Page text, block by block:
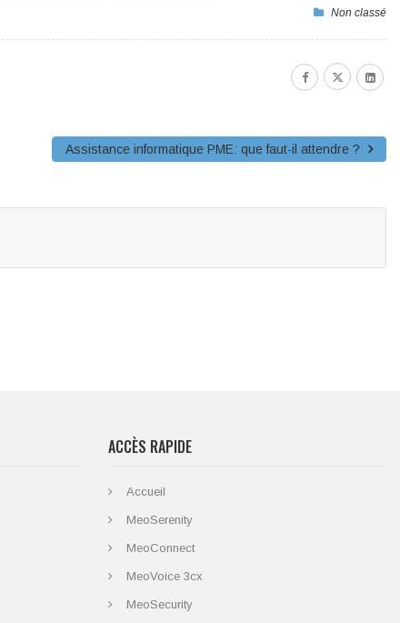
Non classé
Assistance informatique PME: que faut-il attendre ?
ACCÈS RAPIDE
Accueil
MeoSerenity
MeoConnect
MeoVoice 3cx
MeoSecurity